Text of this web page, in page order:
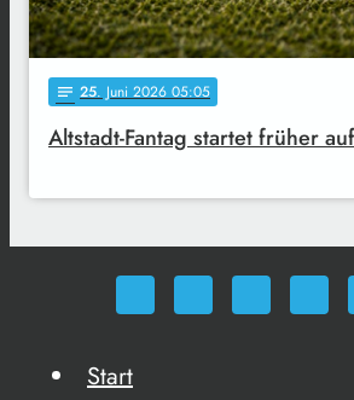
notes 25. Juni 2026 05:05
Altstadt-Fantag startet früher
Start